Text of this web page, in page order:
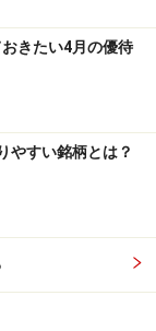
52週、月足チ
などが挙げられ
は25日移平均
を利用して、
上にプラス、
ラスであれば
れすぎと考え
きたい4月の優待
やすい銘柄とは？